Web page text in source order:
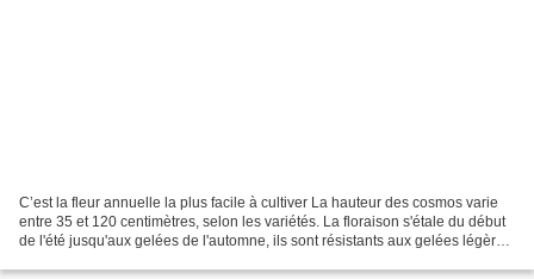
C’est la fleur annuelle la plus facile à cultiver La hauteur des cosmos varie
entre 35 et 120 centimètres, selon les variétés. La floraison s'étale du début
de l'été jusqu'aux gelées de l'automne, ils sont résistants aux gelées légères.